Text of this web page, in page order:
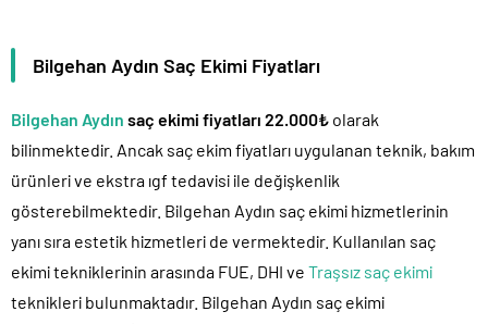
Bilgehan Aydın Saç Ekimi Fiyatları
Bilgehan Aydın saç ekimi fiyatları 22.000₺ olarak
bilinmektedir. Ancak saç ekim fiyatları uygulanan teknik, bakım
ürünleri ve ekstra ıgf tedavisi ile değişkenlik
gösterebilmektedir. Bilgehan Aydın saç ekimi hizmetlerinin
yanı sıra estetik hizmetleri de vermektedir. Kullanılan saç
ekimi tekniklerinin arasında FUE, DHI ve Traşsız saç ekimi
teknikleri bulunmaktadır. Bilgehan Aydın saç ekimi